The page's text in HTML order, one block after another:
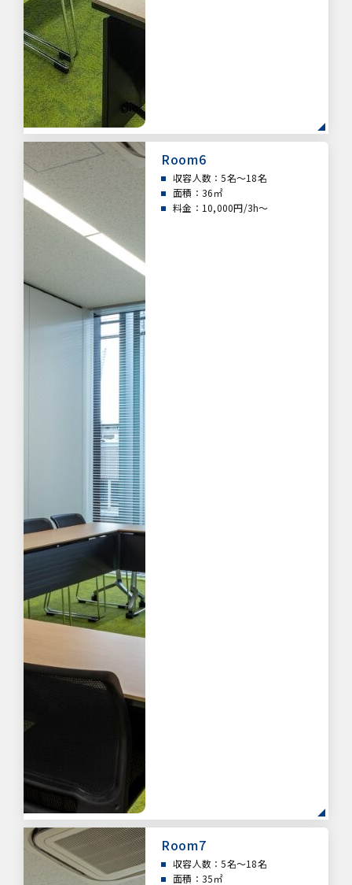
Room6
収容人数：5名～18名
面積：36㎡
料金：10,000円/3h～
Room7
収容人数：5名～18名
面積：35㎡